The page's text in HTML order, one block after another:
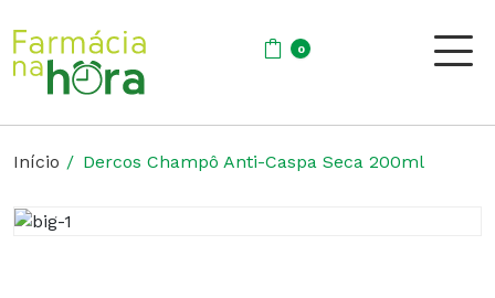
0
Início Dercos Champô Anti-Caspa Seca 200ml